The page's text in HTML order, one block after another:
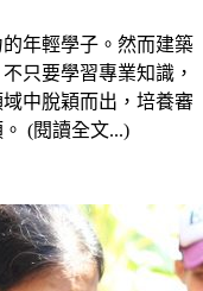
年輕學子。然而建築
只要學習專業知識，
中脫穎而出，培養審
(閱讀全文...)